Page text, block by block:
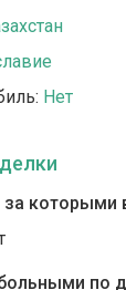
Нет
которыми
по